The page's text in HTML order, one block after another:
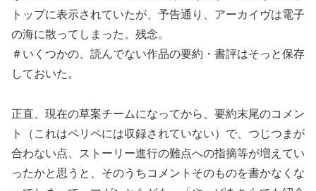
トップに表示されていたが、予告通り、アーカイヴは電子
の海に散ってしまった。残念。
＃いくつかの、読んでない作品の要約・書評はそっと保存
しておいた。
正直、現在の草案チームになってから、要約末尾のコメン
ト（これはペリペには収録されていない）で、つじつまが
合わない点、ストーリー進行の難点への指摘等が増えてい
ったかと思うと、そのうちコメントそのものを書かなくな